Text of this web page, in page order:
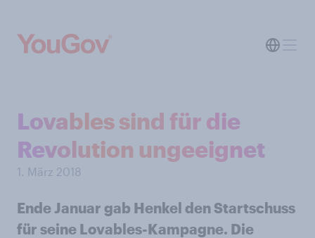
Lovables sind für die
Revolution ungeeignet
1. März 2018
Ende Januar gab Henkel den Startschuss
für seine Lovables-Kampagne. Die